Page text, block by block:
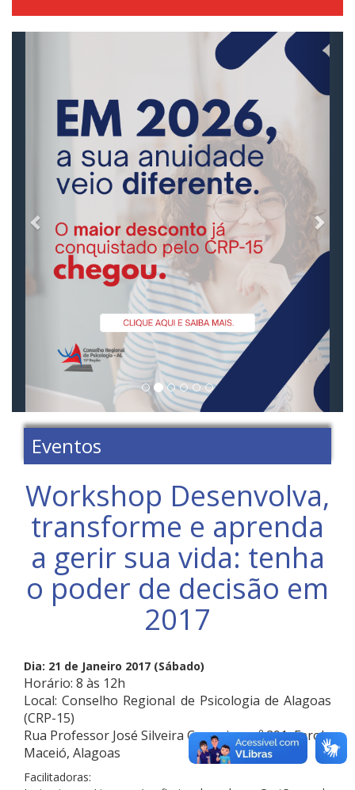
Eventos
Workshop Desenvolva,
transforme e aprenda
a gerir sua vida: tenha
o poder de decisão em
2017
Dia: 21 de Janeiro 2017 (Sábado)
Horário: 8 às 12h
Local: Conselho Regional de Psicologia de Alagoas
(CRP-15)
Rua Professor José Silveira Camerino, nº 291, Farol.
Maceió, Alagoas
Facilitadoras: